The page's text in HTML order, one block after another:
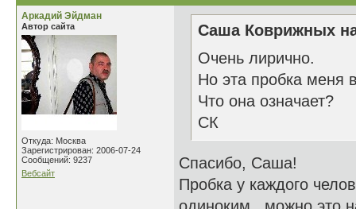
Аркадий Эйдман
Автор сайта
Откуда: Москва
Зарегистрирован: 2006-07-24
Сообщений: 9237
Вебсайт
Саша Коврижных
Очень лирично.
Но эта пробка меня
Что она означает?
СК
Спасибо, Саша!
Пробка у каждого